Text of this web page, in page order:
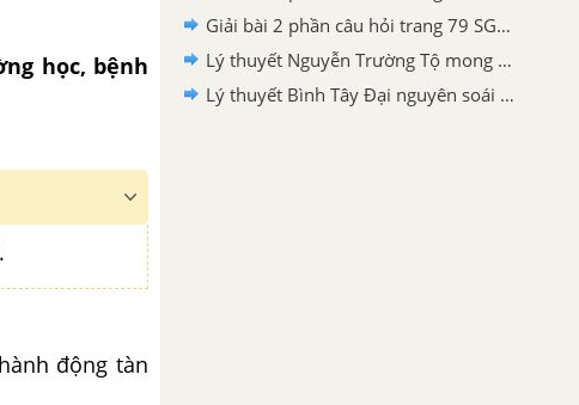
học, bệnh
động tàn
Giải bài 2 phần câu hỏi trang 79 SGK Địa lí 5
Lý thuyết Nguyễn Trường Tộ mong muốn canh tân đất nước Lịch sử 5
Lý thuyết Bình Tây Đại nguyên soái Trương Định Lịch sử 5